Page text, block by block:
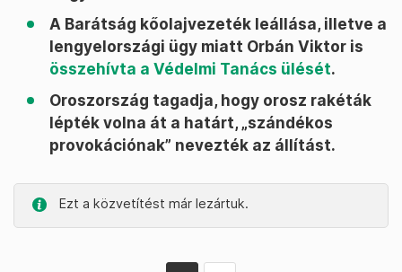
A Barátság kőolajvezeték leállása, illetve a
lengyelországi ügy miatt Orbán Viktor is
összehívta a Védelmi Tanács ülését.
Oroszország tagadja, hogy orosz rakéták
lépték volna át a határt, „szándékos
provokációnak” nevezték az állítást.
Ezt a közvetítést már lezártuk.